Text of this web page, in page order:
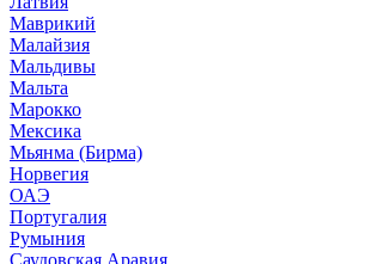
Маврикий
Малайзия
Мальдивы
Мальта
Марокко
Мексика
Мьянма (Бирма)
Норвегия
ОАЭ
Португалия
Румыния
Саудовская Аравия